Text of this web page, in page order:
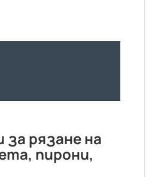
рязане на
пирони,